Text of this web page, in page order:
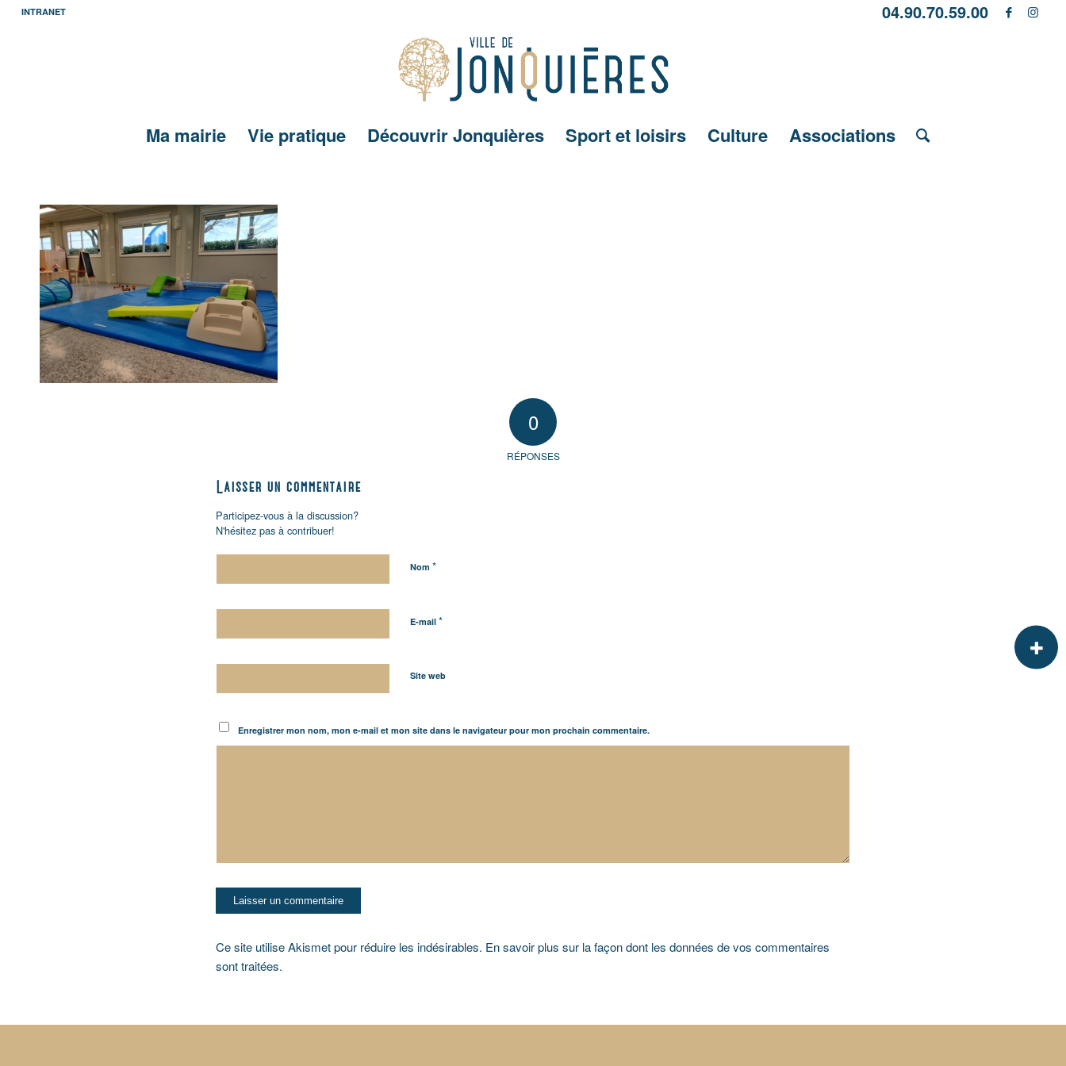
INTRANET 04.90.70.59.00
Ma mairie Vie pratique Découvrir Jonquières Sport et loisirs Culture Associations
0
RÉPONSES
Laisser un commentaire
Participez-vous à la discussion?
N'hésitez pas à contribuer!
Nom *
E-mail *
Site web
Enregistrer mon nom, mon e-mail et mon site dans le navigateur pour mon prochain commentaire.
Ce site utilise Akismet pour réduire les indésirables. En savoir plus sur la façon dont les données de vos commentaires
sont traitées.